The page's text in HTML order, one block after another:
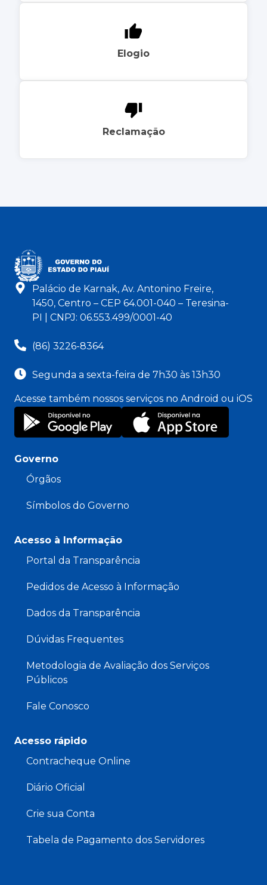
Elogio
Reclamação
Palácio de Karnak, Av. Antonino Freire,
1450, Centro – CEP 64.001-040 – Teresina-
PI | CNPJ: 06.553.499/0001-40
(86) 3226-8364
Segunda a sexta-feira de 7h30 às 13h30
Acesse também nossos serviços no Android ou iOS
Governo
Órgãos
Símbolos do Governo
Acesso à Informação
Portal da Transparência
Pedidos de Acesso à Informação
Dados da Transparência
Dúvidas Frequentes
Metodologia de Avaliação dos Serviços
Públicos
Fale Conosco
Acesso rápido
Contracheque Online
Diário Oficial
Crie sua Conta
Tabela de Pagamento dos Servidores